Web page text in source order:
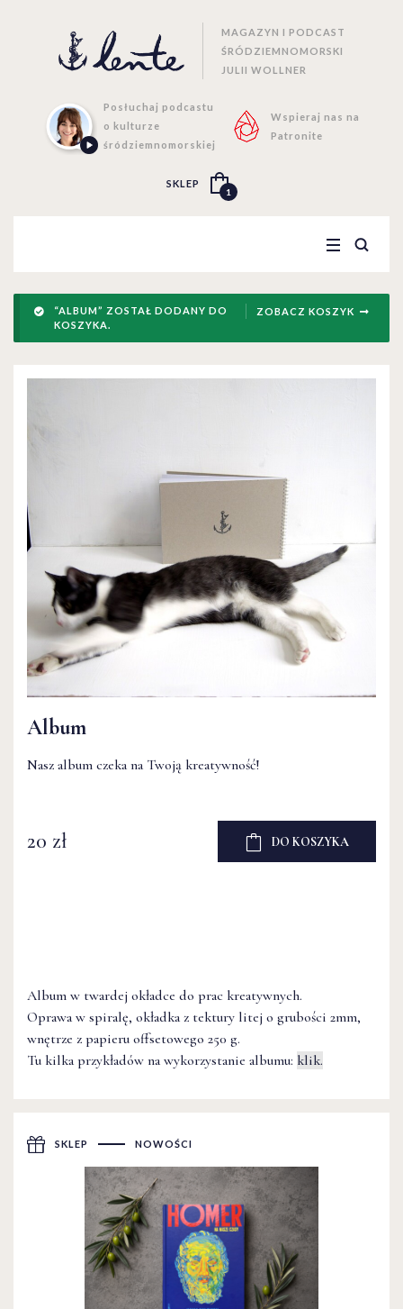
MAGAZYN I PODCAST
ŚRÓDZIEMNOMORSKI
JULII WOLLNER
Posłuchaj podcastu
o kulturze
śródziemnomorskiej
Wspieraj nas na
Patronite
SKLEP
1
ZOBACZ KOSZYK
“ALBUM” ZOSTAŁ DODANY DO
KOSZYKA.
Album
Nasz album czeka na Twoją kreatywność!
20 zł DO KOSZYKA
Album w twardej okładce do prac kreatywnych.
Oprawa w spiralę, okładka z tektury litej o grubości 2mm,
wnętrze z papieru offsetowego 250 g.
Tu kilka przykładów na wykorzystanie albumu: klik.
SKLEP NOWOŚCI